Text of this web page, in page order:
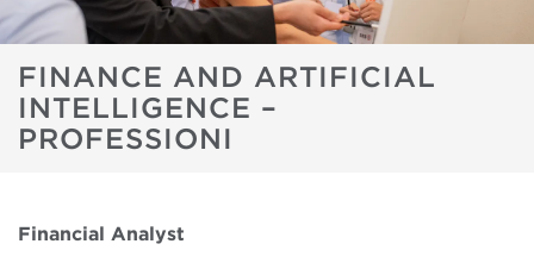
FINANCE AND ARTIFICIAL
INTELLIGENCE –
PROFESSIONI
Financial Analyst